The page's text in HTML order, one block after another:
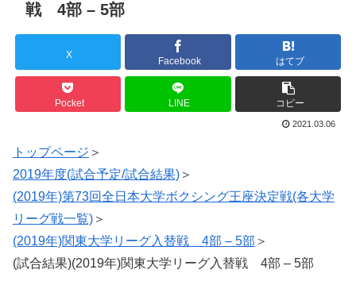
戦 4部 – 5部
X
Facebook はてブ
Pocket LINE コピー
2021.03.06
トップページ ＞
2019年度(試合予定/試合結果) ＞
(2019年)第73回全日本大学ボクシング王座決定戦(各大学
リーグ戦一覧) ＞
(2019年)関東大学リーグ入替戦 4部 – 5部 ＞
(試合結果)(2019年)関東大学リーグ入替戦 4部 – 5部